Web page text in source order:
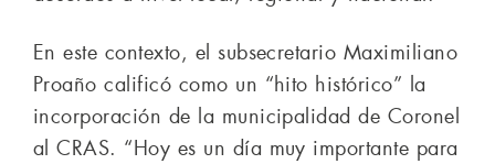
En este contexto, el subsecretario Maximiliano
Proaño calificó como un “hito histórico” la
incorporación de la municipalidad de Coronel
al CRAS. “Hoy es un día muy importante para